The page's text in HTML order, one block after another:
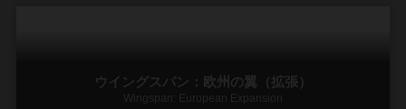
ウイングスパン：欧州の翼（拡張）
Wingspan: European Expansion